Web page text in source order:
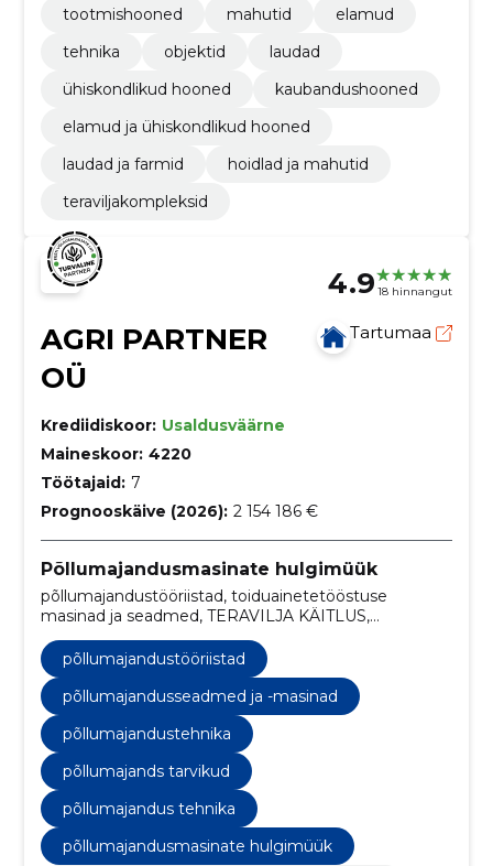
tootmishooned
mahutid
elamud
tehnika
objektid
laudad
ühiskondlikud hooned
kaubandushooned
elamud ja ühiskondlikud hooned
laudad ja farmid
hoidlad ja mahutid
teraviljakompleksid
4.9 18 hinnangut
AGRI PARTNER
OÜ
Tartumaa
Krediidiskoor: Usaldusväärne
Maineskoor: 4220
Töötajaid: 7
Prognooskäive (2026): 2 154 186 €
Põllumajandusmasinate hulgimüük
põllumajandustööriistad, toiduainetetööstuse
masinad ja seadmed, TERAVILJA KÄITLUS,
aiandusseadmed, Põllumajandusseadmed ja -
masinad, põllumajandustehnika, põllumajands
tarvikud, põllumajandus tehnika
põllumajandustööriistad
põllumajandusseadmed ja -masinad
põllumajandustehnika
põllumajands tarvikud
põllumajandus tehnika
põllumajandusmasinate hulgimüük